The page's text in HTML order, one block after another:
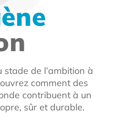
stade de l’ambition à
comment des
contribuent à un
sûr et durable.